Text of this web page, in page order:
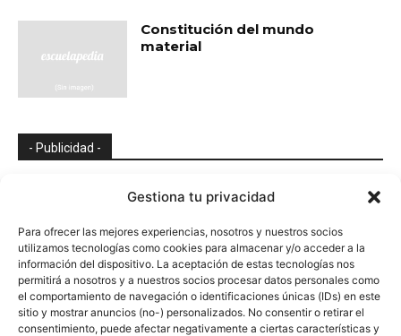
Gestiona tu privacidad
Para ofrecer las mejores experiencias, nosotros y nuestros socios
utilizamos tecnologías como cookies para almacenar y/o acceder a la
información del dispositivo. La aceptación de estas tecnologías nos
permitirá a nosotros y a nuestros socios procesar datos personales como
el comportamiento de navegación o identificaciones únicas (IDs) en este
sitio y mostrar anuncios (no-) personalizados. No consentir o retirar el
consentimiento, puede afectar negativamente a ciertas características y
Constitución del mundo
material
- Publicidad -